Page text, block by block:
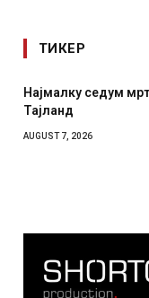
ТИКЕР
Најмалку седум
Тајланд
AUGUST 7, 2026